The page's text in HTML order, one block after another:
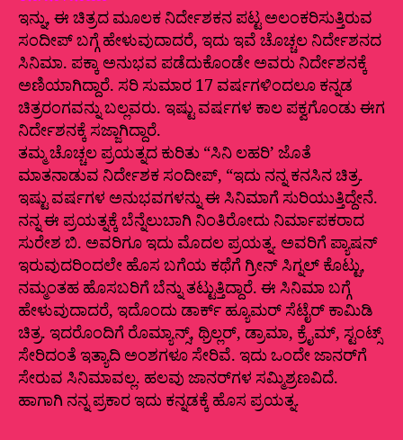
ಇನ್ನು, ಈ ಚಿತ್ರದ ಮೂಲಕ ನಿರ್ದೇಶಕನ ಪಟ್ಟ ಅಲಂಕರಿಸುತ್ತಿರುವ
ಸಂದೀಪ್‌ ಬಗ್ಗೆ ಹೇಳುವುದಾದರೆ, ಇದು ಇವೆ ಚೊಚ್ಚಲ ನಿರ್ದೇಶನದ
ಸಿನಿಮಾ. ಪಕ್ಕಾ ಅನುಭವ ಪಡೆದುಕೊಂಡೇ ಅವರು ನಿರ್ದೇಶನಕ್ಕೆ
ಅಣಿಯಾಗಿದ್ದಾರೆ. ಸರಿ ಸುಮಾರ 17 ವರ್ಷಗಳಿಂದಲೂ ಕನ್ನಡ
ಚಿತ್ರರಂಗವನ್ನು ಬಲ್ಲವರು. ಇಷ್ಟು ವರ್ಷಗಳ ಕಾಲ ಪಕ್ವಗೊಂಡು ಈಗ
ನಿರ್ದೇಶನಕ್ಕೆ ಸಜ್ಜಾಗಿದ್ದಾರೆ.
ತಮ್ಮ ಚೊಚ್ಚಲ ಪ್ರಯತ್ನದ ಕುರಿತು “ಸಿನಿ ಲಹರಿʼ ಜೊತೆ
ಮಾತನಾಡುವ ನಿರ್ದೇಶಕ ಸಂದೀಪ್‌, “ಇದು ನನ್ನ ಕನಸಿನ ಚಿತ್ರ.
ಇಷ್ಟು ವರ್ಷಗಳ ಅನುಭವಗಳನ್ನು ಈ ಸಿನಿಮಾಗೆ ಸುರಿಯುತ್ತಿದ್ದೇನೆ.
ನನ್ನ ಈ ಪ್ರಯತ್ನಕ್ಕೆ ಬೆನ್ನೆಲುಬಾಗಿ ನಿಂತಿರೋದು ನಿರ್ಮಾಪಕರಾದ
ಸುರೇಶ ಬಿ. ಅವರಿಗೂ ಇದು ಮೊದಲ ಪ್ರಯತ್ನ. ಅವರಿಗೆ ಪ್ಯಾಷನ್‌
ಇರುವುದರಿಂದಲೇ ಹೊಸ ಬಗೆಯ ಕಥೆಗೆ ಗ್ರೀನ್‌ ಸಿಗ್ನಲ್‌ ಕೊಟ್ಟು,
ನಮ್ಮಂತಹ ಹೊಸಬರಿಗೆ ಬೆನ್ನು ತಟ್ಟುತ್ತಿದ್ದಾರೆ. ಈ ಸಿನಿಮಾ ಬಗ್ಗೆ
ಹೇಳುವುದಾದರೆ, ಇದೊಂದು ಡಾರ್ಕ್‌ ಹ್ಯೂಮರ್‌ ಸೆಟೈರ್‌ ಕಾಮಿಡಿ
ಚಿತ್ರ. ಇದರೊಂದಿಗೆ ರೊಮ್ಯಾನ್ಸ್‌, ಥ್ರಿಲ್ಲರ್‌, ಡ್ರಾಮಾ, ಕ್ರೈಮ್‌, ಸ್ಟಂಟ್ಸ್‌
ಸೇರಿದಂತೆ ಇತ್ಯಾದಿ ಅಂಶಗಳೂ ಸೇರಿವೆ. ಇದು ಒಂದೇ ಜಾನರ್‌ಗೆ
ಸೇರುವ ಸಿನಿಮಾವಲ್ಲ. ಹಲವು ಜಾನರ್‌ಗಳ ಸಮ್ಮಿಶ್ರಣವಿದೆ.
ಹಾಗಾಗಿ ನನ್ನ ಪ್ರಕಾರ ಇದು ಕನ್ನಡಕ್ಕೆ ಹೊಸ ಪ್ರಯತ್ನ.